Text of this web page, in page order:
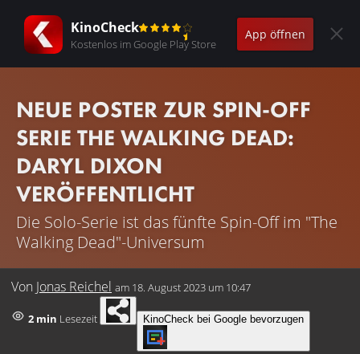
KinoCheck
Kostenlos im Google Play Store
App öffnen
NEUE POSTER ZUR SPIN-OFF
SERIE THE WALKING DEAD:
DARYL DIXON
VERÖFFENTLICHT
Die Solo-Serie ist das fünfte Spin-Off im "The
Walking Dead"-Universum
Von Jonas Reichel am 18. August 2023 um 10:47
2 min Lesezeit KinoCheck bei Google bevorzugen